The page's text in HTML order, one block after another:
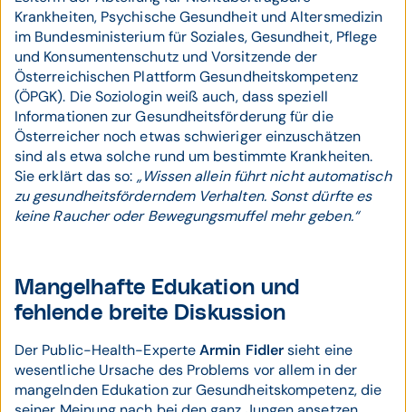
Krankheiten, Psychische Gesundheit und Altersmedizin
im Bundesministerium für Soziales, Gesundheit, Pflege
und Konsumentenschutz und Vorsitzende der
Österreichischen Plattform Gesundheitskompetenz
(ÖPGK). Die Soziologin weiß auch, dass speziell
Informationen zur Gesundheitsförderung für die
Österreicher noch etwas schwieriger einzuschätzen
sind als etwa solche rund um bestimmte Krankheiten.
Sie erklärt das so: „Wissen allein führt nicht automatisch
zu gesundheitsförderndem Verhalten. Sonst dürfte es
keine Raucher oder Bewegungsmuffel mehr geben.“
Mangelhafte Edukation und
fehlende breite Diskussion
Der Public-Health-ExperteArmin Fidlersieht eine
wesentliche Ursache des Problems vor allem in der
mangelnden Edukation zur Gesundheitskompetenz, die